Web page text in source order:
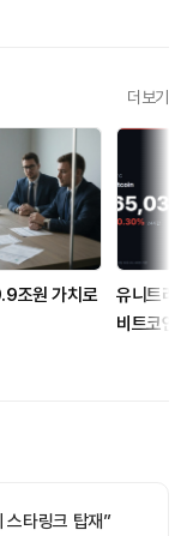
더보기
조원 가치로
유니트
비트코
스타링크 탑재”